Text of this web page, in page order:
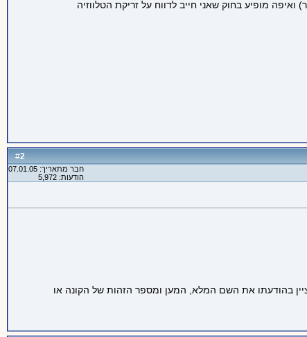
שעה אני מנסה להבין איפה נמצאת תקנה 29 סעיף 6 (מובטח פרס למוצא הישר) ואיפה מופיע בחוק שאני חייב לדווח על זריקת הטלווזיה
#
2
חבר מתאריך: 07.01.05
הודעות: 5,972
בהודעתו את השם המלא, המען ומספר הזהות של הקונה או